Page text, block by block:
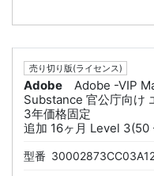
売り切り版(ライセンス)
Adobe
Adobe -VIP
Substance 官公庁向け
3年価格固定
追加 16ヶ月 Level 3(50
型番